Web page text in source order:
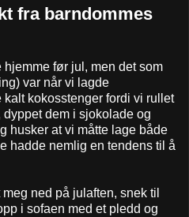
fra barndommes
før jul, men det som
var når vi lagde
kalt kokosstenger fordi vi rullet
dem i sjokolade og
husker at vi måtte lage både
hadde nemlig en tendens til å
ned på julaften, snek til
i sofaen med et pledd og